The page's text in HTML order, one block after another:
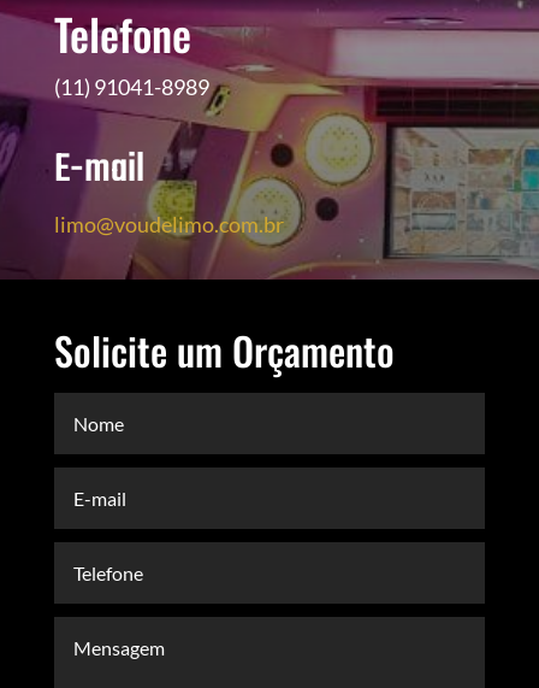
Telefone
(11) 91041-8989
E-mail
limo@voudelimo.com.br
Solicite um Orçamento